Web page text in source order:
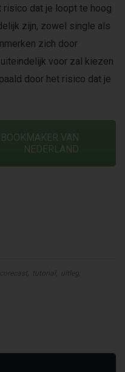
risico dat je loopt te hoog
zijn, zowel single als
zich door
voor zal kiezen
door het risico dat je
VAN
NEDERLAND
, tutorial, uitleg,